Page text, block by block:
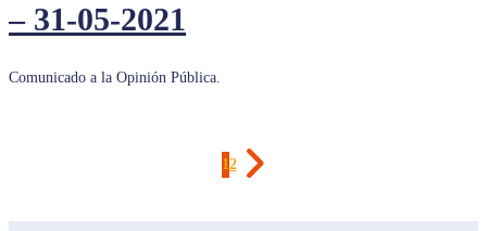
– 31-05-2021
Comunicado a la Opinión Pública.
12